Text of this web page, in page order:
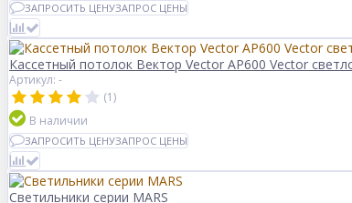
ЗАПРОСИТЬ ЦЕНУЗАПРОС ЦЕНЫ
Кассетный потолок Вектор Veсtor AP600 Vector
Артикул: -
(1)
В наличии
ЗАПРОСИТЬ ЦЕНУЗАПРОС ЦЕНЫ
Светильники серии MARS